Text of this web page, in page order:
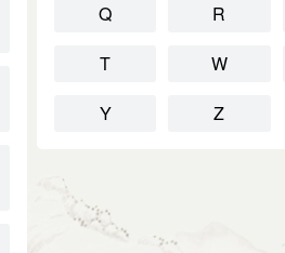
Q
R
T
W
Y
Z